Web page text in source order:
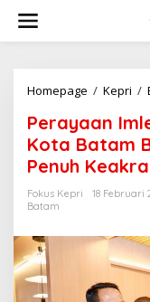
w
Homepage / Kepri /
Perayaan
Kota Batam
Penuh
Fokus Kepri
18 Februari
Batam